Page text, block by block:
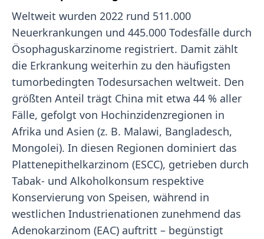
Weltweit wurden 2022 rund 511.000
Neuerkrankungen und 445.000 Todesfälle durch
Ösophaguskarzinome registriert. Damit zählt
die Erkrankung weiterhin zu den häufigsten
tumorbedingten Todesursachen weltweit. Den
größten Anteil trägt China mit etwa 44 % aller
Fälle, gefolgt von Hochinzidenzregionen in
Afrika und Asien (z. B. Malawi, Bangladesch,
Mongolei). In diesen Regionen dominiert das
Plattenepithelkarzinom (ESCC), getrieben durch
Tabak- und Alkoholkonsum respektive
Konservierung von Speisen, während in
westlichen Industrienationen zunehmend das
Adenokarzinom (EAC) auftritt – begünstigt